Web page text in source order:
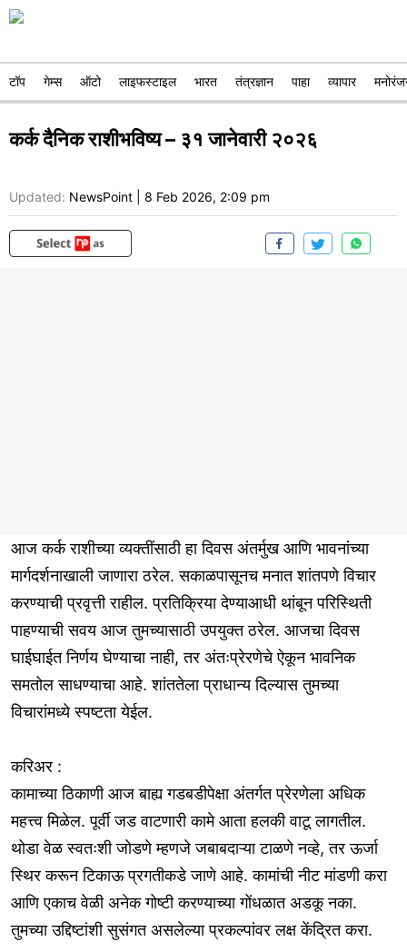
टॉप गेम्स ऑटो लाइफस्टाइल भारत तंत्रज्ञान पाहा व्यापार
कर्क दैनिक राशीभविष्य – ३१ जानेवारी २०२६
Updated: NewsPoint 8 Feb 2026, 2:09 pm
आज कर्क राशीच्या व्यक्तींसाठी हा दिवस अंतर्मुख आणि भावनांच्या
मार्गदर्शनाखाली जाणारा ठरेल. सकाळपासूनच मनात शांतपणे विचार
करण्याची प्रवृत्ती राहील. प्रतिक्रिया देण्याआधी थांबून परिस्थिती
पाहण्याची सवय आज तुमच्यासाठी उपयुक्त ठरेल. आजचा दिवस
घाईघाईत निर्णय घेण्याचा नाही, तर अंतःप्रेरणेचे ऐकून भावनिक
समतोल साधण्याचा आहे. शांततेला प्राधान्य दिल्यास तुमच्या
विचारांमध्ये स्पष्टता येईल.
करिअर :
कामाच्या ठिकाणी आज बाह्य गडबडीपेक्षा अंतर्गत प्रेरणेला अधिक
महत्त्व मिळेल. पूर्वी जड वाटणारी कामे आता हलकी वाटू लागतील.
थोडा वेळ स्वतःशी जोडणे म्हणजे जबाबदाऱ्या टाळणे नव्हे, तर ऊर्जा
स्थिर करून टिकाऊ प्रगतीकडे जाणे आहे. कामांची नीट मांडणी करा
आणि एकाच वेळी अनेक गोष्टी करण्याच्या गोंधळात अडकू नका.
तुमच्या उद्दिष्टांशी सुसंगत असलेल्या प्रकल्पांवर लक्ष केंद्रित करा.